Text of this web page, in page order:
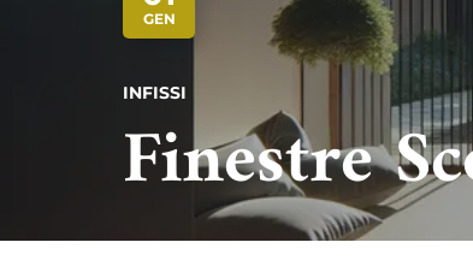
GEN
INFISSI
Finestre